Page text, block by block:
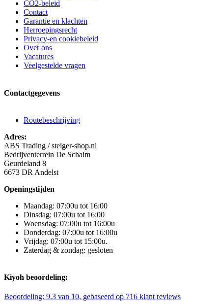
CO2-beleid
Contact
Garantie en klachten
Herroepingsrecht
Privacy-en cookiebeleid
Over ons
Vacatures
Veelgestelde vragen
Contactgegevens
Routebeschrijving
Adres:
ABS Trading / steiger-shop.nl
Bedrijventerrein De Schalm
Geurdeland 8
6673 DR Andelst
Openingstijden
Maandag: 07:00u tot 16:00
Dinsdag: 07:00u tot 16:00
Woensdag: 07:00u tot 16:00u
Donderdag: 07:00u tot 16:00u
Vrijdag: 07:00u tot 15:00u.
Zaterdag & zondag: gesloten
Kiyoh beoordeling:
Beoordeling: 9.3 van 10, gebaseerd op 716 klant reviews